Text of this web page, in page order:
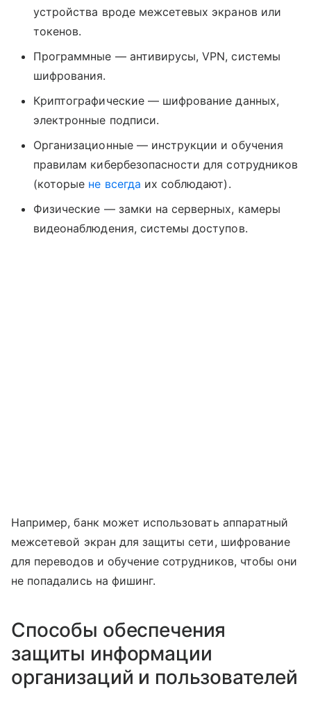
устройства вроде межсетевых экранов или
токенов.
Программные — антивирусы, VPN, системы
шифрования.
Криптографические — шифрование данных,
электронные подписи.
Организационные — инструкции и обучения
правилам кибербезопасности для сотрудников
(которые не всегда их соблюдают).
Физические — замки на серверных, камеры
видеонаблюдения, системы доступов.
Например, банк может использовать аппаратный
межсетевой экран для защиты сети, шифрование
для переводов и обучение сотрудников, чтобы они
не попадались на фишинг.
Способы обеспечения
защиты информации
организаций и пользователей